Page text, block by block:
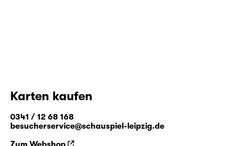
Karten kaufen
0341 / 12 68 168
besucherservice@schauspiel-leipzig.de